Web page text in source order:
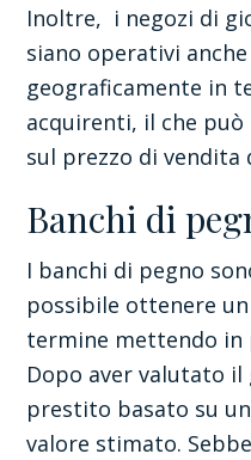
Inoltre, i negozi di
siano operativi
geograficamente in
acquirenti, il che
sul prezzo di vendita
Banchi di
I banchi di pegno
possibile ottenere
termine mettendo in
Dopo aver valutato il
prestito basato su
valore stimato.